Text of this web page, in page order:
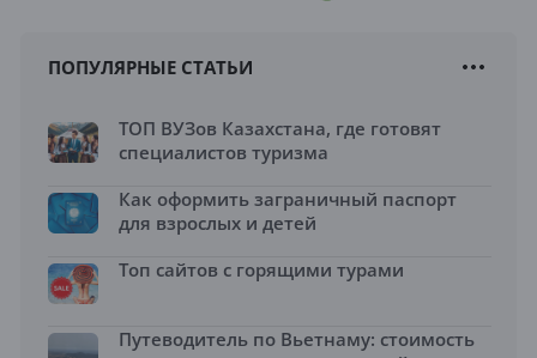
ПОПУЛЯРНЫЕ СТАТЬИ
ТОП ВУЗов Казахстана, где готовят
специалистов туризма
Как оформить заграничный паспорт
для взрослых и детей
Топ сайтов с горящими турами
Путеводитель по Вьетнаму: стоимость